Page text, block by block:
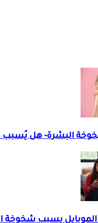
البشرة- هل يُسبب
الموبايل يسبب شخوخة